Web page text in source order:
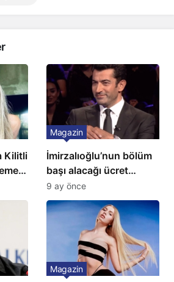
Kilitli
İmirzalıoğlu’nun bölüm
başı alacağı ücret
Türkiye’de bir ilk:
Gözünü 2 ilçeye dikti!
Magazin
9 ay önce
Magazin